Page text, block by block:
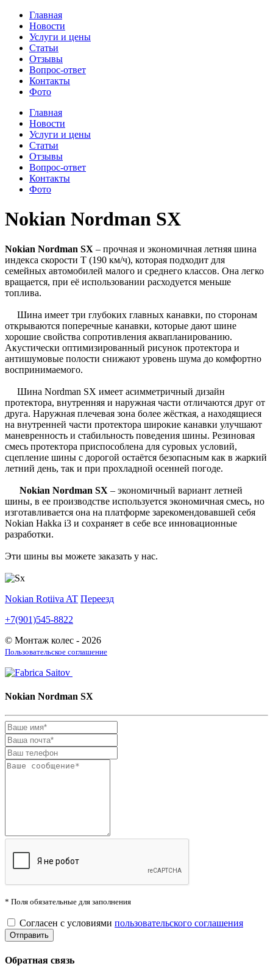
Главная
Новости
Услуги и цены
Статьи
Отзывы
Вопрос-ответ
Контакты
Фото
Главная
Новости
Услуги и цены
Статьи
Отзывы
Вопрос-ответ
Контакты
Фото
Nokian Nordman SX
Nokian Nordman SX – прочная и экономичная летняя шина
индекса скорости Т (190 км/ч), которая подходит для
семейных автомобилей малого и среднего классов. Она легко
вращается, при её использовании расходуется меньше
топлива.
Шина имеет три глубоких главных канавки, по сторонам
открываются поперечные канавки, которые дают шине
хорошие свойства сопротивления аквапланированию.
Акустически оптимизированный рисунок протектора и
антишумовые полости снижают уровень шума до комфортно
воспринимаемого.
Шина Nordman SX имеет асимметричный дизайн
протектора, внутренняя и наружная части отличаются друг от
друга. Наружная плечевая зона более жёсткая, а находящиеся
на внутренней части протектора широкие канавки улучшают
маневренность и стабильность поведения шины. Резиновая
смесь протектора приспособлена для суровых условий,
сцепление шины с дорогой остаётся безопасным как в жаркий
летний день, так и при прохладной осенней погоде.
Nokian Nordman SX – экономичный вариант летней
шины, в ее производстве используется экономичная смесь, но
изготавливается она на платформе зарекомендовавшей себя
Nokian Hakka i3 и сохраняет в себе все инновационные
разработки.
Эти шины вы можете заказать у нас.
Nokian Rotiiva AT Переезд
+7(901)545-8822
© Монтаж колес - 2026
Пользовательское соглашение
Nokian Nordman SX
* Поля обязательные для заполнения
Согласен с условиями пользовательского соглашения
Обратная связь